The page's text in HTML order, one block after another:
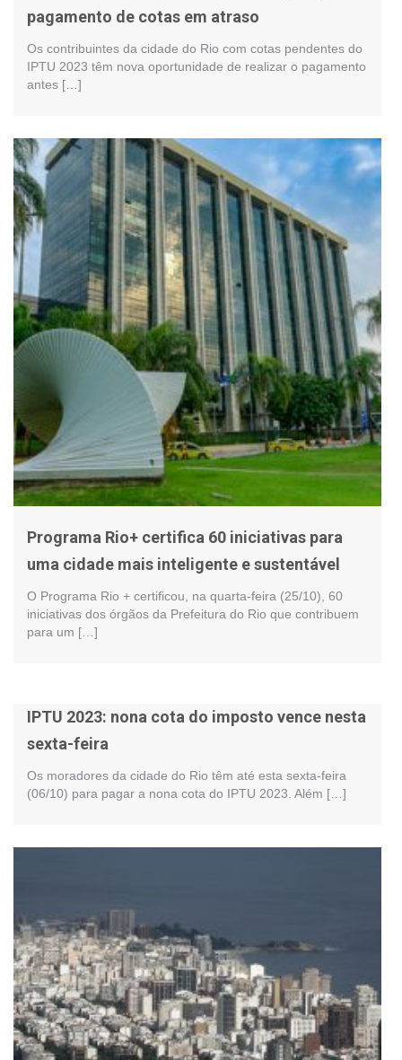
pagamento de cotas em atraso
Os contribuintes da cidade do Rio com cotas pendentes do
IPTU 2023 têm nova oportunidade de realizar o pagamento
antes […]
Programa Rio+ certifica 60 iniciativas para
uma cidade mais inteligente e sustentável
O Programa Rio + certificou, na quarta-feira (25/10), 60
iniciativas dos órgãos da Prefeitura do Rio que contribuem
para um […]
IPTU 2023: nona cota do imposto vence nesta
sexta-feira
Os moradores da cidade do Rio têm até esta sexta-feira
(06/10) para pagar a nona cota do IPTU 2023. Além […]